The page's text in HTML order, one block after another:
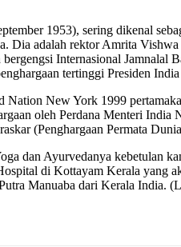
1953), sering dikenal
Dia adalah rektor Amrita
Internasional
tertinggi Presiden
New York 1999
oleh Perdana Menteri
(Penghargaan Permata
dan Ayurvedanya kebetulan
di Kottayam Kerala yang
Manuaba dari Kerala India.